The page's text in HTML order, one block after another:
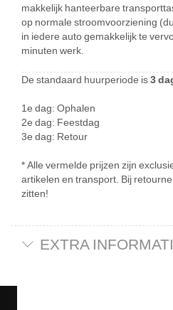
makkelijk hanteerbare
op normale stroomvoorziening
in iedere auto gemakkelijk te
minuten werk.
De standaard huurperiode is3
1e dag: Ophalen
2e dag: Feestdag
3e dag: Retour
* Alle vermelde prijzen zijn
artikelen en transport. Bij
zitten!
EXTRA